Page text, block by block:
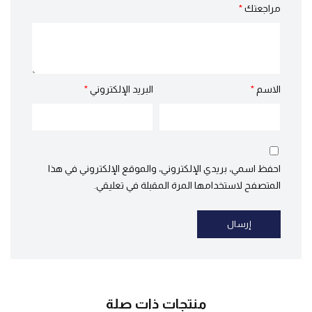
مراجعتك*
الاسم * البريد الإلكتروني*
احفظ اسمي، بريدي الإلكتروني، والموقع الإلكتروني في هذا
المتصفح لاستخدامها المرة المقبلة في تعليقي.
منتجات ذات صلة